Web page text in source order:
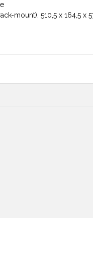
mount), 510,5 x 164,5 x